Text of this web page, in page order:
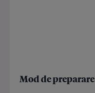
Mod de preparare